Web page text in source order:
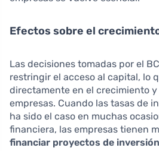
Efectos sobre el
Las decisiones tomadas por el
restringir el acceso al capital, lo
directamente en el crecimiento
empresas. Cuando las tasas de
ha sido el caso en muchas
financiera, las empresas tienen
financiar proyectos de inversión